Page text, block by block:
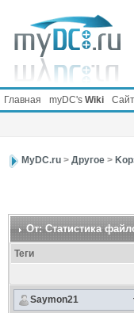
Главная myDC's Wiki Сайт
MyDC.ru> Другое>
От: Статистика
Теги
Saymon21